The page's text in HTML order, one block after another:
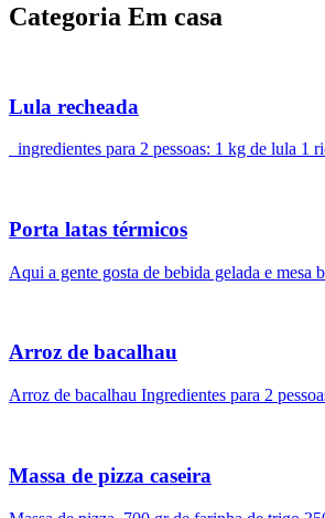
Categoria Em casa
Lula recheada
ingredientes para 2 pessoas: 1 kg de lula 1
Porta latas térmicos
Aqui a gente gosta de bebida gelada e mesa
Arroz de bacalhau
Arroz de bacalhau Ingredientes para 2
Massa de pizza caseira